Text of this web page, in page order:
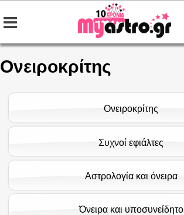
Ονειροκρίτης
Ονειροκρίτης
Συχνοί εφιάλτες
Αστρολογία και όνειρα
Όνειρα και υποσυνείδητο